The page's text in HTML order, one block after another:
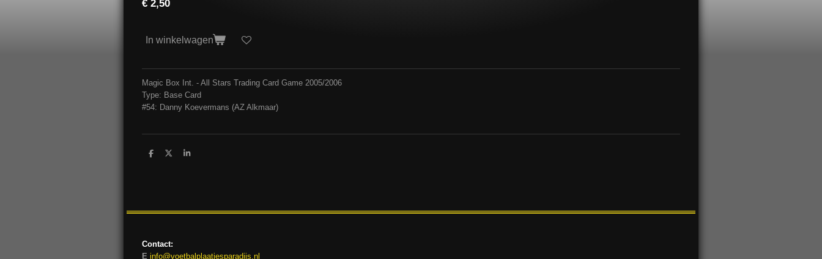
€ 2,50
In winkelwagen
Magic Box Int. - All Stars Trading Card Game 2005/2006
Type: Base Card
#54: Danny Koevermans (AZ Alkmaar)
D
D
S
Contact:
E info@voetbalplaatjesparadijs.nl